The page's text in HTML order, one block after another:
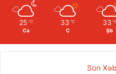
25 ℃
Ca
33 ℃
C
33
Şb
Son